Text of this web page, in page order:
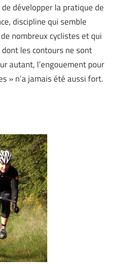
développer la pratique de
discipline qui semble
nombreux cyclistes et qui
les contours ne sont
autant, l’engouement pour
» n’a jamais été aussi fort.